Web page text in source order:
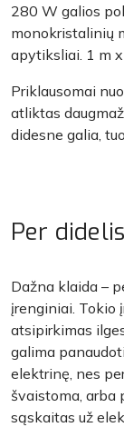
280 W galios
monokristalinių
apytiksliai. 1 m x
Priklausomai
atliktas
didesne galia,
Per
Dažna klaida –
įrenginiai. Tokio
atsipirkimas
galima
elektrinę, nes
švaistoma, arba
sąskaitas už